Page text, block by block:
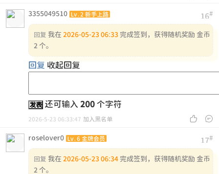
16#
3355049510 Lv.2 新手上路
回复 我在 2026-05-23 06:33 完成签到，获得随机奖励 金币
2 个。
回复 收起回复
发表 还可输入 200 个字符
 
2026-5-23 06:33:47 加入黑名单
17#
roselover0 Lv.6 金牌会员
回复 我在 2026-05-23 06:34 完成签到，获得随机奖励 金币
2 个。